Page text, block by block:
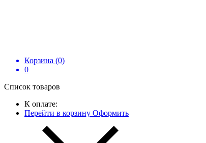
Корзина (0)
0
Список товаров
К оплате:
Перейти в корзину Оформить